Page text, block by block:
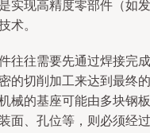
实现高精度零部件（如发
术。
往往需要先通过焊接完成
的切削加工来达到最终的
械的基座可能由多块钢板
面、孔位等，则必须经过